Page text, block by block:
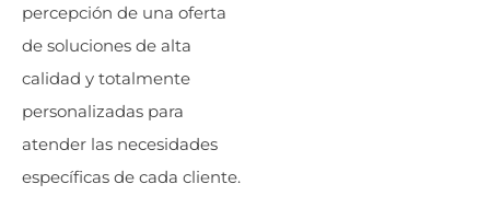
percepción de una oferta
de soluciones de alta
calidad y totalmente
personalizadas para
atender las necesidades
específicas de cada cliente.